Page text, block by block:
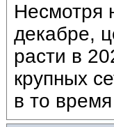
Несмотря
декабре,
расти в
крупных
в то